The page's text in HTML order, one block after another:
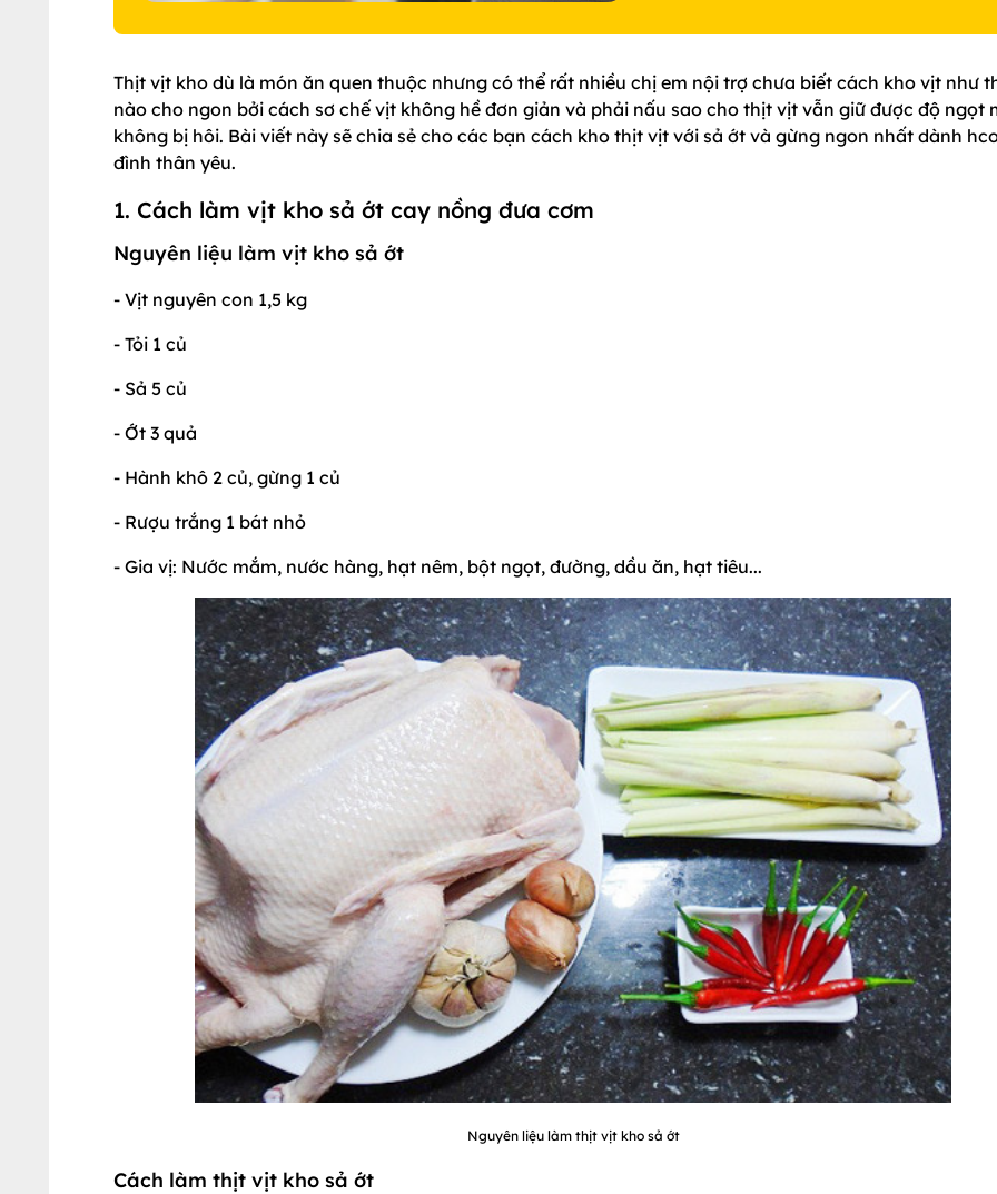
Thịt vịt kho dù là món ăn quen thuộc nhưng có thể rất nhiều chị em nội trợ chưa biết cách kho vịt như
nào cho ngon bởi cách sơ chế vịt không hề đơn giản và phải nấu sao cho thịt vịt vẫn giữ được độ ngọt
không bị hôi. Bài viết này sẽ chia sẻ cho các bạn cách kho thịt vịt với sả ớt và gừng ngon nhất dành
đình thân yêu.
1. Cách làm vịt kho sả ớt cay nồng đưa cơm
Nguyên liệu làm vịt kho sả ớt
- Vịt nguyên con 1,5 kg
- Tỏi 1 củ
- Sả 5 củ
- Ớt 3 quả
- Hành khô 2 củ, gừng 1 củ
- Rượu trắng 1 bát nhỏ
- Gia vị: Nước mắm, nước hàng, hạt nêm, bột ngọt, đường, dầu ăn, hạt tiêu...
Nguyên liệu làm thịt vịt kho sả ớt
Cách làm thịt vịt kho sả ớt